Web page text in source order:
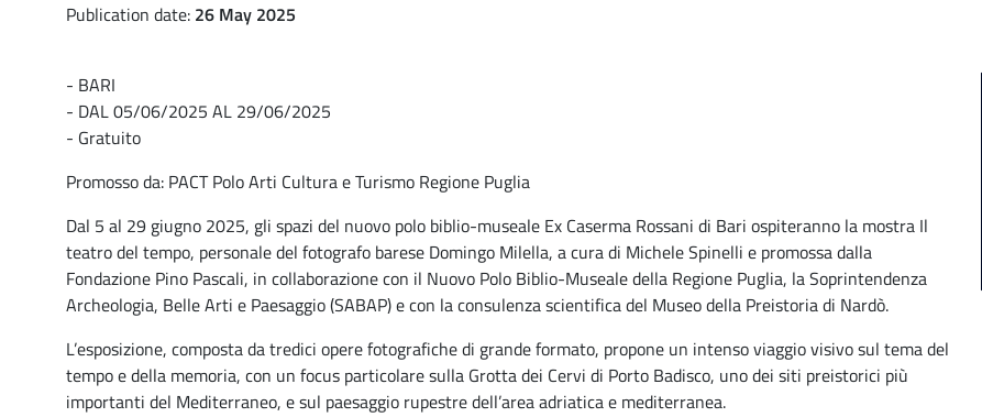
Publication date: 26 May 2025
- BARI
- DAL 05/06/2025 AL 29/06/2025
- Gratuito
Promosso da: PACT Polo Arti Cultura e Turismo Regione Puglia
Dal 5 al 29 giugno 2025, gli spazi del nuovo polo biblio-museale Ex Caserma Rossani di Bari ospiteranno la mostra Il
teatro del tempo, personale del fotografo barese Domingo Milella, a cura di Michele Spinelli e promossa dalla
Fondazione Pino Pascali, in collaborazione con il Nuovo Polo Biblio-Museale della Regione Puglia, la Soprintendenza
Archeologia, Belle Arti e Paesaggio (SABAP) e con la consulenza scientifica del Museo della Preistoria di Nardò.
L’esposizione, composta da tredici opere fotografiche di grande formato, propone un intenso viaggio visivo sul tema del
tempo e della memoria, con un focus particolare sulla Grotta dei Cervi di Porto Badisco, uno dei siti preistorici più
importanti del Mediterraneo, e sul paesaggio rupestre dell’area adriatica e mediterranea.